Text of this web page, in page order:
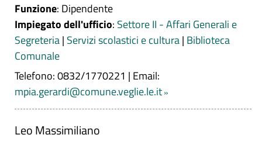
Funzione: Dipendente
Impiegato dell'ufficio: Settore II - Affari Generali e
Segreteria| Servizi scolastici e cultura| Biblioteca
Comunale
Telefono: 0832/1770221 | Email:
mpia.gerardi@comune.veglie.le.it
Leo Massimiliano